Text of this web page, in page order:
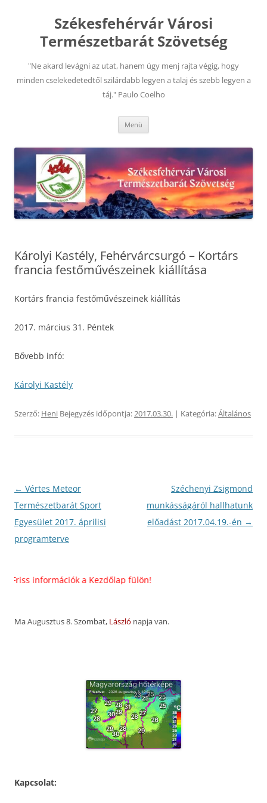
tartalombaSzékesfehérvár Városi
Természetbarát Szövetség
"Ne akard levágni az utat, hanem úgy menj rajta végig, hogy
minden cselekedetedtől szilárdabb legyen a talaj és szebb legyen a
táj." Paulo Coelho
Menü
Károlyi Kastély, Fehérvárcsurgó – Kortárs
francia festőművészeinek kiállítása
Kortárs francia festőművészeinek kiállítás
2017. március 31. Péntek
Bővebb infó:
Károlyi Kastély
Szerző: Heni Bejegyzés időpontja: 2017.03.30. | Kategória:Általános
Bejegyzés
navigáció
← Vértes Meteor
Természetbarát Sport
Egyesület 2017. áprilisi
programterve
Széchenyi Zsigmond
munkásságáról hallhatunk
előadást 2017.04.19.-én →
információk a Kezdőlap fülön!
Ma Augusztus 8. Szombat, László napja van.
Kapcsolat: